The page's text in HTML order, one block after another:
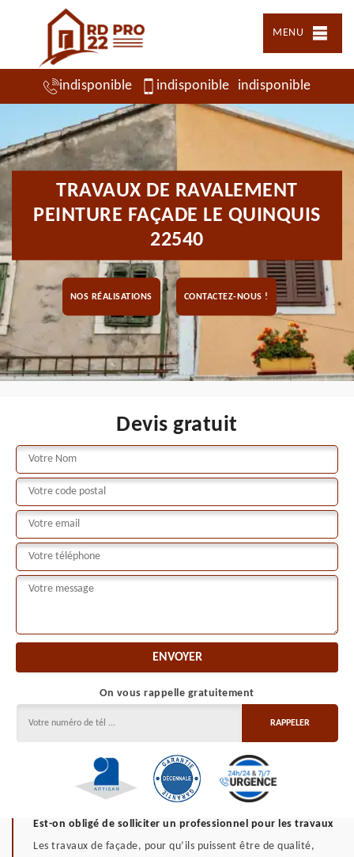
MENU
indisponible indisponible indisponible
TRAVAUX DE RAVALEMENT
PEINTURE FAÇADE LE QUINQUIS
22540
NOS RÉALISATIONS CONTACTEZ-NOUS !
Devis gratuit
On vous rappelle gratuitement
Est-on obligé de solliciter un professionnel pour les travaux
Les travaux de façade, pour qu’ils puissent être de qualité,